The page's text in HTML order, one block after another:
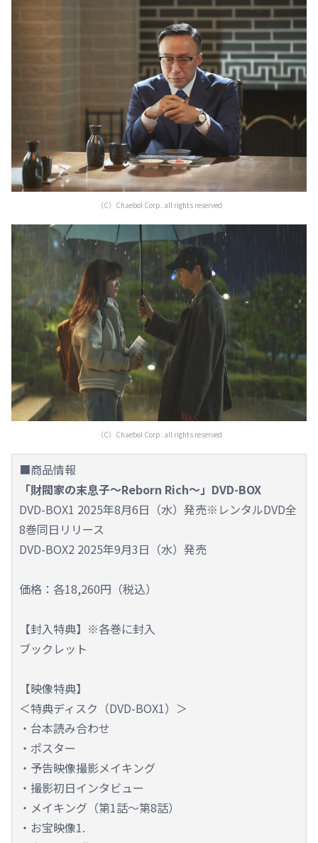
（C）Chaebol Corp. all rights reserved
（C）Chaebol Corp. all rights reserved
■商品情報
「財閥家の末息子～Reborn Rich～」DVD-BOX
DVD-BOX1 2025年8月6日（水）発売※レンタルDVD全
8巻同日リリース
DVD-BOX2 2025年9月3日（水）発売
価格：各18,260円（税込）
【封入特典】※各巻に封入
ブックレット
【映像特典】
＜特典ディスク（DVD-BOX1）＞
・台本読み合わせ
・ポスター
・予告映像撮影メイキング
・撮影初日インタビュー
・メイキング（第1話～第8話）
・お宝映像1.